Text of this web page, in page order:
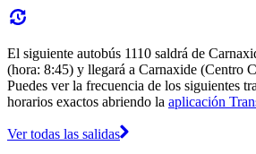
El siguiente autobús 1110 saldrá de
(hora: 8:45) y llegará a Carnaxide (Centro
Puedes ver la frecuencia de los siguientes
horarios exactos abriendo la aplicación
Ver todas las salidas